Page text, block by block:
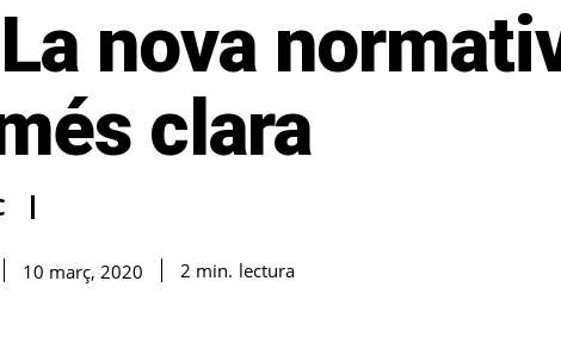
nova
clara
10 març, 2020 2 min. lectura